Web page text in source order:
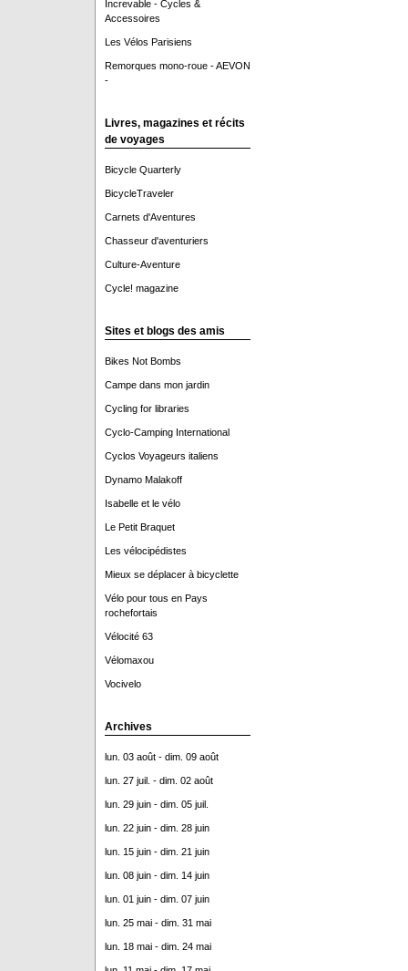
Increvable - Cycles &
Accessoires
Les Vélos Parisiens
Remorques mono-roue - AEVON
-
Livres, magazines et récits
de voyages
Bicycle Quarterly
BicycleTraveler
Carnets d'Aventures
Chasseur d'aventuriers
Culture-Aventure
Cycle! magazine
Sites et blogs des amis
Bikes Not Bombs
Campe dans mon jardin
Cycling for libraries
Cyclo-Camping International
Cyclos Voyageurs italiens
Dynamo Malakoff
Isabelle et le vélo
Le Petit Braquet
Les vélocipédistes
Mieux se déplacer à bicyclette
Vélo pour tous en Pays
rochefortais
Vélocité 63
Vélomaxou
Vocivelo
Archives
lun. 03 août - dim. 09 août
lun. 27 juil. - dim. 02 août
lun. 29 juin - dim. 05 juil.
lun. 22 juin - dim. 28 juin
lun. 15 juin - dim. 21 juin
lun. 08 juin - dim. 14 juin
lun. 01 juin - dim. 07 juin
lun. 25 mai - dim. 31 mai
lun. 18 mai - dim. 24 mai